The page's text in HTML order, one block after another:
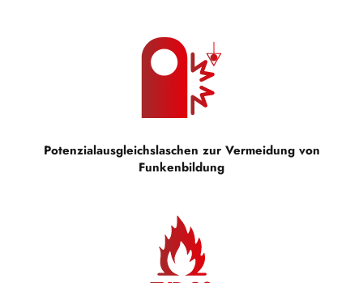
Potenzialausgleichslaschen zur Vermeidung von
Funkenbildung